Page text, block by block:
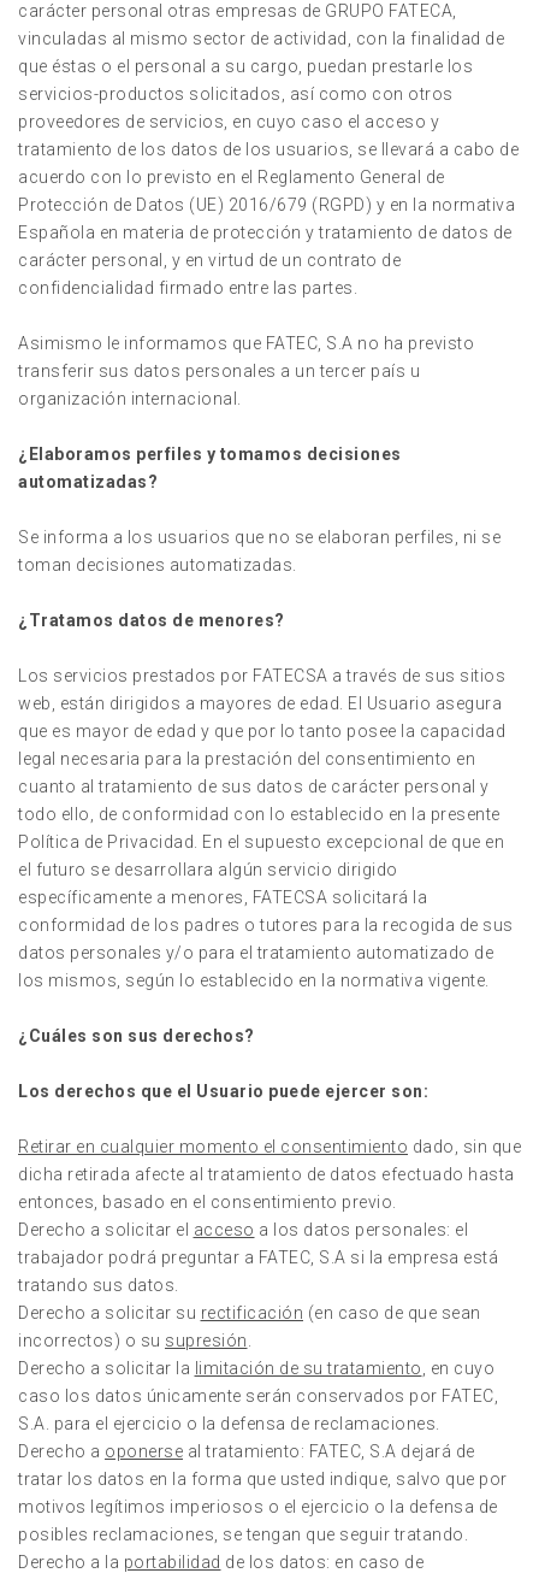
carácter personal otras empresas de GRUPO FATECA,
vinculadas al mismo sector de actividad, con la finalidad de
que éstas o el personal a su cargo, puedan prestarle los
servicios-productos solicitados, así como con otros
proveedores de servicios, en cuyo caso el acceso y
tratamiento de los datos de los usuarios, se llevará a cabo de
acuerdo con lo previsto en el Reglamento General de
Protección de Datos (UE) 2016/679 (RGPD) y en la normativa
Española en materia de protección y tratamiento de datos de
carácter personal, y en virtud de un contrato de
confidencialidad firmado entre las partes.
Asimismo le informamos que FATEC, S.A no ha previsto
transferir sus datos personales a un tercer país u
organización internacional.
¿Elaboramos perfiles y tomamos decisiones
automatizadas?
Se informa a los usuarios que no se elaboran perfiles, ni se
toman decisiones automatizadas.
¿Tratamos datos de menores?
Los servicios prestados por FATECSA a través de sus sitios
web, están dirigidos a mayores de edad. El Usuario asegura
que es mayor de edad y que por lo tanto posee la capacidad
legal necesaria para la prestación del consentimiento en
cuanto al tratamiento de sus datos de carácter personal y
todo ello, de conformidad con lo establecido en la presente
Política de Privacidad. En el supuesto excepcional de que en
el futuro se desarrollara algún servicio dirigido
específicamente a menores, FATECSA solicitará la
conformidad de los padres o tutores para la recogida de sus
datos personales y/o para el tratamiento automatizado de
los mismos, según lo establecido en la normativa vigente.
¿Cuáles son sus derechos?
Los derechos que el Usuario puede ejercer son:
Retirar en cualquier momento el consentimiento dado, sin que
dicha retirada afecte al tratamiento de datos efectuado hasta
entonces, basado en el consentimiento previo.
Derecho a solicitar el acceso a los datos personales: el
trabajador podrá preguntar a FATEC, S.A si la empresa está
tratando sus datos.
Derecho a solicitar su rectificación (en caso de que sean
incorrectos) o su supresión
Derecho a solicitar la limitación de su tratamiento , en cuyo
caso los datos únicamente serán conservados por FATEC,
S.A. para el ejercicio o la defensa de reclamaciones.
Derecho a oponerse al tratamiento: FATEC, S.A dejará de
tratar los datos en la forma que usted indique, salvo que por
motivos legítimos imperiosos o el ejercicio o la defensa de
posibles reclamaciones, se tengan que seguir tratando.
Derecho a la portabilidad de los datos: en caso de